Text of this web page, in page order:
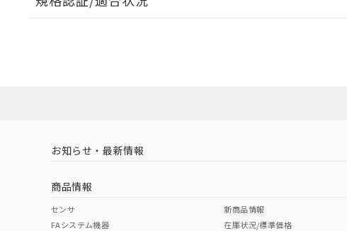
EU RoHS 注意事項・凡例
中国 RoHS 注意事項・凡例
中国 RoHS表
お知らせ・最新情報
商品情報
センサ
FAシステム機器
新商品情報
在庫状況/標準価格